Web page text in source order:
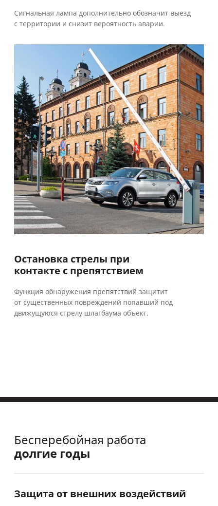
Остановка стрелы при
контакте с препятствием
Функция обнаружения препятствий защитит
от существенных повреждений попавший под
движущуюся стрелу шлагбаума объект.
Сигнальная лампа дополнительно обозначит выезд
с территории и снизит вероятность аварии.
Бесперебойная работа
долгие годы
Защита от внешних воздействий